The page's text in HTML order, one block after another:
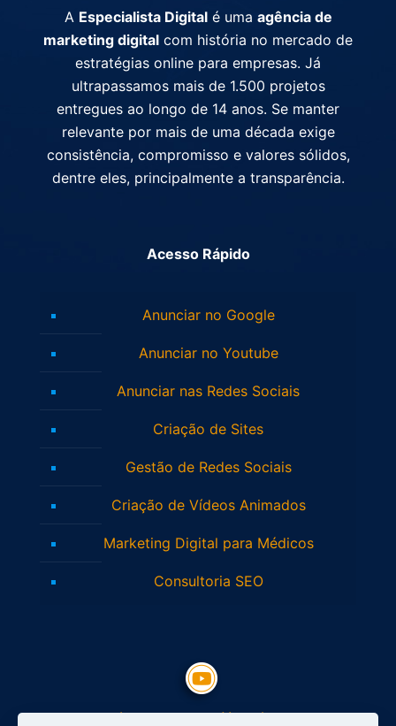
A Especialista Digitalé uma agência de
marketing digital com história no mercado de
estratégias online para empresas. Já
ultrapassamos mais de 1.500 projetos
entregues ao longo de 14 anos. Se manter
relevante por mais de uma década exige
consistência, compromisso e valores sólidos,
dentre eles, principalmente a transparência.
Acesso Rápido
Anunciar no Google
Anunciar no Youtube
Anunciar nas Redes Sociais
Criação de Sites
Gestão de Redes Sociais
Criação de Vídeos Animados
Marketing Digital para Médicos
Consultoria SEO
Inscreva-se no Youtube